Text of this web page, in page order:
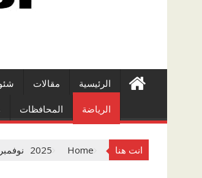
الرئيسية مقالات
الرياضة المحافظات
انت هنا Home
2025 نوفمبر